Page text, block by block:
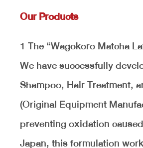
Our Products
1 The “Wagokoro Matcha
We have successfully
Shampoo, Hair Treatment,
(Original Equipment
preventing oxidation
Japan, this formulation